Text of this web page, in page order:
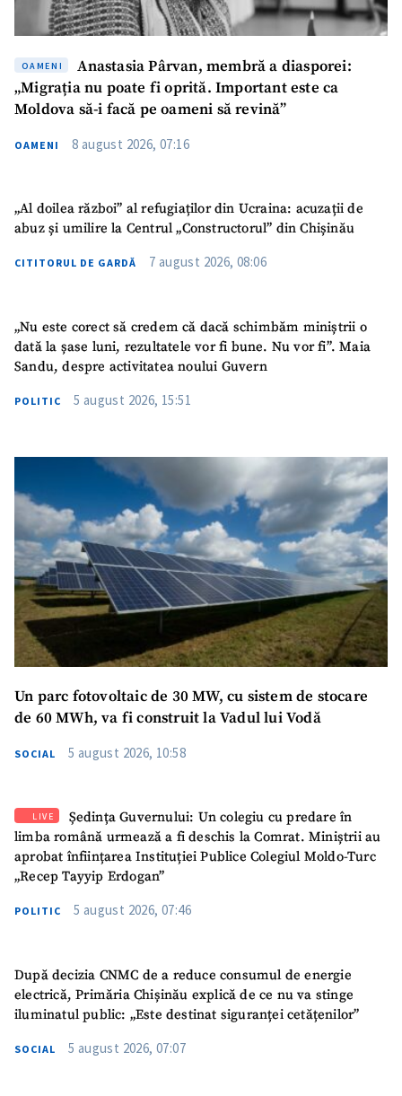
SUSȚINE
OAMENI
Anastasia Pârvan, membră a diasporei:
„Migrația nu poate fi oprită. Important este ca
Moldova să-i facă pe oameni să revină”
OAMENI 8 august 2026, 07:16
„Al doilea război” al refugiaților din Ucraina: acuzații de
abuz și umilire la Centrul „Constructorul” din Chișinău
CITITORUL DE GARDĂ 7 august 2026, 08:06
„Nu este corect să credem că dacă schimbăm miniștrii o
dată la șase luni, rezultatele vor fi bune. Nu vor fi”. Maia
Sandu, despre activitatea noului Guvern
POLITIC 5 august 2026, 15:51
Un parc fotovoltaic de 30 MW, cu sistem de stocare
de 60 MWh, va fi construit la Vadul lui Vodă
SOCIAL 5 august 2026, 10:58
LIVE
Ședința Guvernului: Un colegiu cu predare în
limba română urmează a fi deschis la Comrat. Miniștrii au
aprobat înființarea Instituției Publice Colegiul Moldo-Turc
„Recep Tayyip Erdogan”
POLITIC 5 august 2026, 07:46
După decizia CNMC de a reduce consumul de energie
electrică, Primăria Chișinău explică de ce nu va stinge
iluminatul public: „Este destinat siguranței cetățenilor”
SOCIAL 5 august 2026, 07:07
Nume+ Numele meu
Email+ Emailul meu
+ Telefon personal
confidențialitate
TRIMITE ȘTIREA